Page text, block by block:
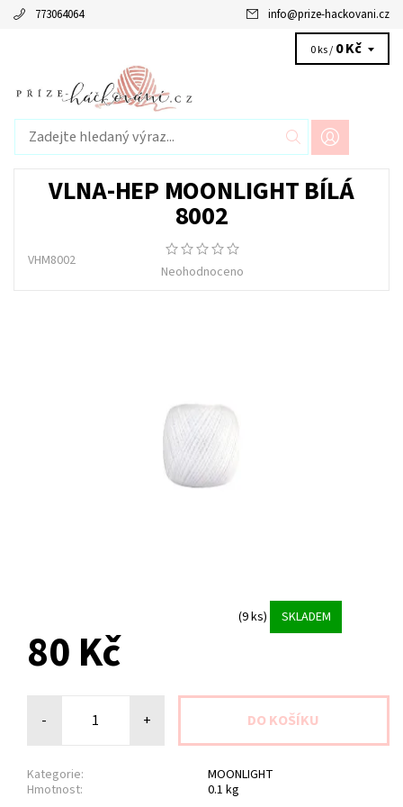
773064064 info@prize-hackovani.cz
0 ks / 0 Kč
VLNA-HEP MOONLIGHT BÍLÁ
8002
VHM8002
Neohodnoceno
(9 ks) SKLADEM
80 Kč
- +
Kategorie:
MOONLIGHT
Hmotnost:
0.1 kg